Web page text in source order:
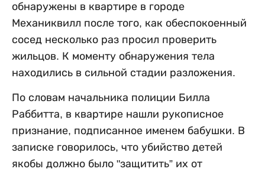
обнаружены в квартире в городе
Механиквилл после того, как обеспокоенный
сосед несколько раз просил проверить
жильцов. К моменту обнаружения тела
находились в сильной стадии разложения.
По словам начальника полиции Билла
Раббитта, в квартире нашли рукописное
признание, подписанное именем бабушки. В
записке говорилось, что убийство детей
якобы должно было "защитить” их от